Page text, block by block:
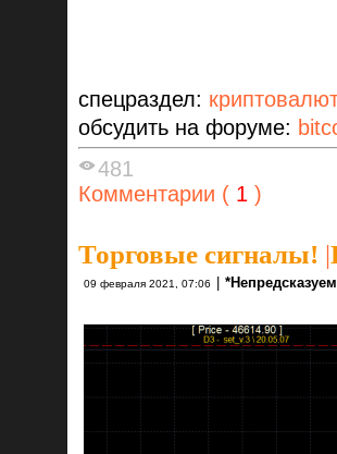
спецраздел:
обсудить на форуме:
481
Комментарии ( 1 )
Торговые сигналы! |
09 февраля 2021, 07:06